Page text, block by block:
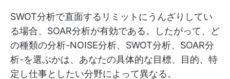
SWOT分析で直面するリミットにうんざりしてい
る場合、SOAR分析が有効である。したがって、ど
の種類の分析-NOISE分析、SWOT分析、SOAR分
析-を選ぶかは、あなたの具体的な目標、目的、特
定し仕事としたい分野によって異なる。